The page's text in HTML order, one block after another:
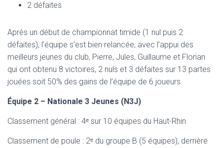
2 défaites
Après un début de championnat timide (1 nul puis 2
défaites), l’équipe s’est bien relancée, avec l’appui des
meilleurs jeunes du club, Pierre, Jules, Guillaume et Florian
qui ont obtenu 8 victoires, 2 nuls et 3 défaites sur 13 partes
jouées soit 50% des gains de l’équipe de 6 joueurs.
Équipe 2 – Nationale 3 Jeunes (N3J)
Classement général : 4ᵉ sur 10 équipes du Haut-Rhin
Classement de poule : 2ᵉ du groupe B (5 équipes), derrière